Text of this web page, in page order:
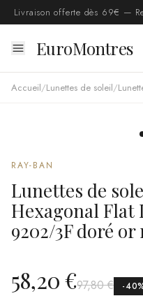
Livraison offerte dès 69€ —
EuroMontres
Accueil/Lunettes de soleil/
RAY-BAN
Lunettes de
Hexagonal Flat
9202/3F doré
58,20 €97,80 € -40